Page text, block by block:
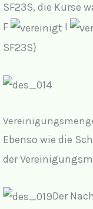
SF23S, die Kurse
F
I
SF23S}
Ebenso wie die
der
Der